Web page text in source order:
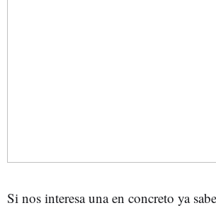
Si nos interesa una en concreto ya